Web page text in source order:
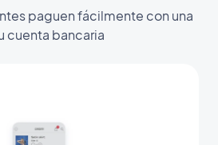
paguen fácilmente con una
cuenta bancaria